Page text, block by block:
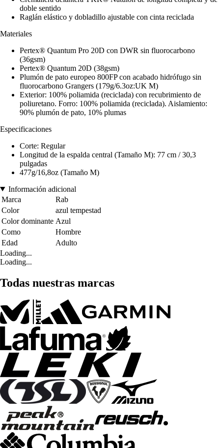
doble sentido
Raglán elástico y dobladillo ajustable con cinta reciclada
Materiales
Pertex® Quantum Pro 20D con DWR sin fluorocarbono
(36gsm)
Pertex® Quantum 20D (38gsm)
Plumón de pato europeo 800FP con acabado hidrófugo sin
fluorocarbono Grangers (179g/6.3oz:UK M)
Exterior: 100% poliamida (reciclada) con recubrimiento de
poliuretano. Forro: 100% poliamida (reciclada). Aislamiento:
90% plumón de pato, 10% plumas
Especificaciones
Corte: Regular
Longitud de la espalda central (Tamaño M): 77 cm / 30,3
pulgadas
477g/16,8oz (Tamaño M)
Información adicional
Marca
Rab
Color
azul tempestad
Color dominante Azul
Como
Hombre
Edad
Adulto
Loading...
Loading...
Todas nuestras marcas